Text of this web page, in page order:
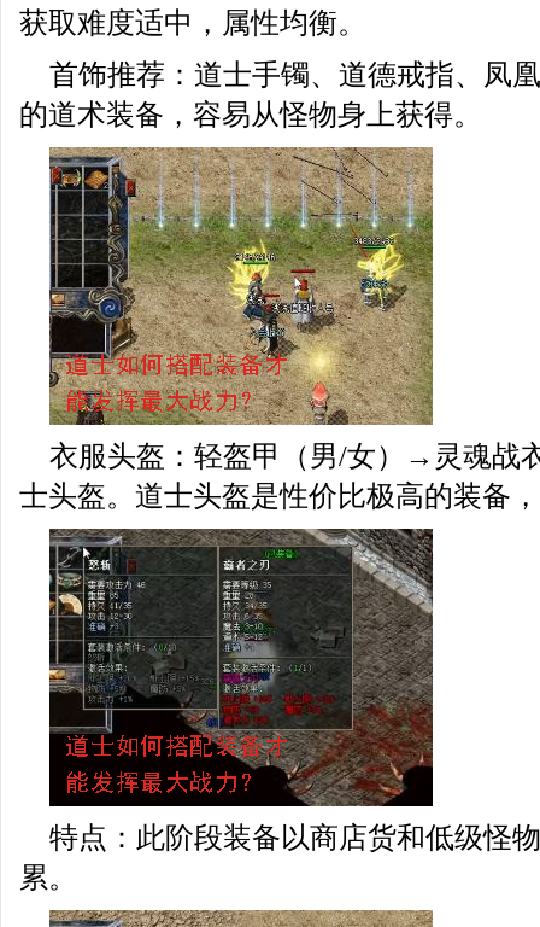
获取难度适中，属性均衡。
首饰推荐：道士手镯、道德戒指、凤
的道术装备，容易从怪物身上获得。
衣服头盔：轻盔甲（男/女）→灵魂战
士头盔。道士头盔是性价比极高的装备
特点：此阶段装备以商店货和低级怪
累。